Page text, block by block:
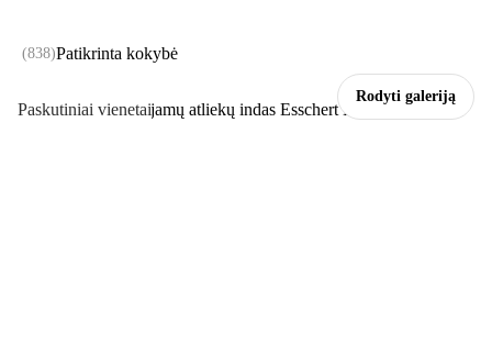
Rodyti galeriją
Paskutiniai vienetai
(838)Patikrinta kokybė